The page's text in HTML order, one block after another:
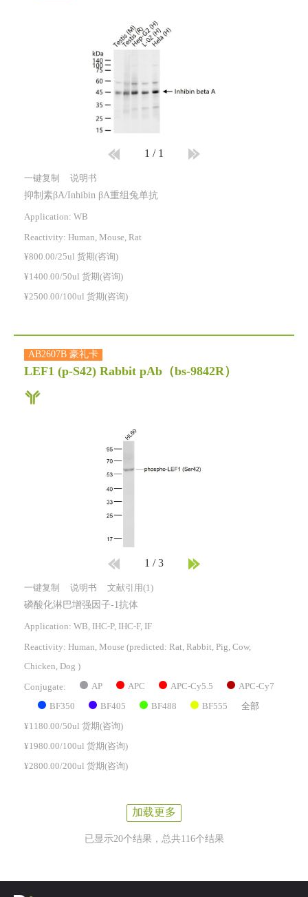
1 / 1
一键复制 说明书
抑制素βA/Inhibin βA重组兔单抗
Application: WB
Reactivity: Human, Mouse, Rat
¥800.00/25ul 货期(咨询)
¥1400.00/50ul 货期(咨询)
¥2500.00/100ul 货期(咨询)
AB2607B 豪礼卡
LEF1 (p-S42) Rabbit pAb （bs-9842R）
1 /3
一键复制 说明书 文献引用(1)
磷酸化淋巴增强因子-1抗体
Application: WB, IHC-P, IHC-F, IF
Reactivity: Human, Mouse (predicted: Rat, Rabbit, Pig, Cow,
Chicken, Dog )
Conjugate: AP APC APC-Cy5.5 APC-Cy7
BF350 BF405 BF488 BF555 全部
¥1180.00/50ul 货期(咨询)
¥1980.00/100ul 货期(咨询)
¥2800.00/200ul 货期(咨询)
加载更多
已显示20个结果，总共116个结果